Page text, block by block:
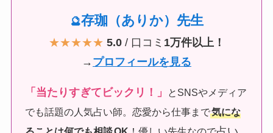
🔮存珈（ありか）先生
★★★★★ 5.0/ 口コミ 1万件以上！
→ プロフィールを見る
「当たりすぎてビックリ！」
とSNSやメディア
でも話題の人気占い師。恋愛から仕事まで気にな